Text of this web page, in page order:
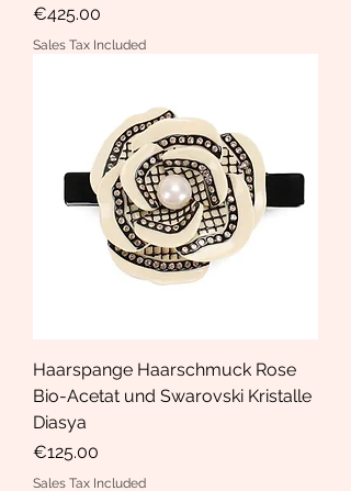
Price
€425.00
Sales Tax Included
Haarspange Haarschmuck Rose
Bio-Acetat und Swarovski Kristalle
Diasya
Price
€125.00
Sales Tax Included